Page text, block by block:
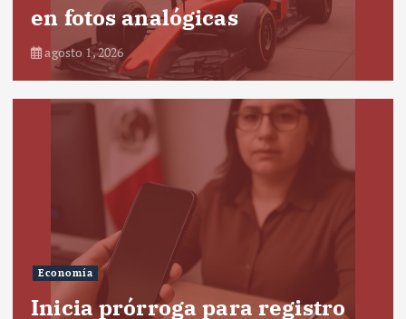
en fotos analógicas
agosto 1, 2026
Economía
Inicia prórroga para registro